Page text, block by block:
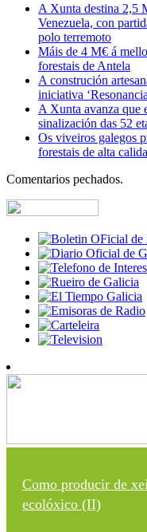
A Xunta destina 2,5
Venezuela, con
polo terremoto
Máis de 4 M€ á
forestais de Antela
A construción
iniciativa
A Xunta avanza que
sinalización das 52
Os viveiros galegos
forestais de alta
Comentarios pechados.
Como producir de
ecolóxico (II)